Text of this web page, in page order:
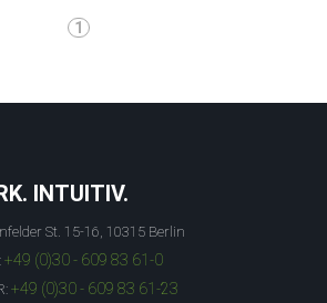
1
INTUITIV.
St. 15-16, 10315 Berlin
+49 (0)30 - 609 83 61-0
+49 (0)30 - 609 83 61-23